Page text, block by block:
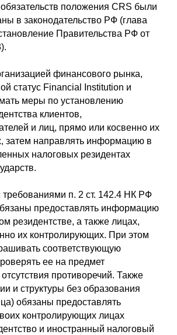
положения CRS были
в законодательство РФ (глава
Правительства РФ от
финансового рынка,
статус Financial Institution и
меры по установлению
клиентов,
и лиц, прямо или косвенно их
затем направлять информацию в
налоговых резидентах
требованиями п. 2 ст. 142.4 НК РФ
предоставлять информацию
резидентстве, а также лицах,
их контролирующих. При этом
соответствующую
ее на предмет
противоречий. Также
и структуры без образования
обязаны предоставлять
контролирующих лицах
и иностранный налоговый